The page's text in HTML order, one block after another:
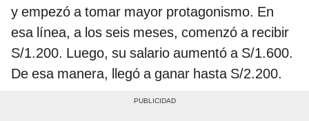
y empezó a tomar mayor protagonismo. En
esa línea, a los seis meses, comenzó a recibir
S/1.200. Luego, su salario aumentó a S/1.600.
De esa manera, llegó a ganar hasta S/2.200.